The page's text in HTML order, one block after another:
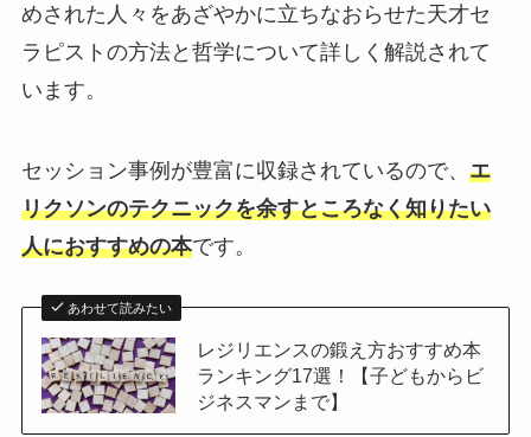
めされた人々をあざやかに立ちなおらせた天才セ
ラピストの方法と哲学について詳しく解説されて
います。
セッション事例が豊富に収録されているので、 エ
リクソンのテクニックを余すところなく知りたい
人におすすめの本です。
あわせて読みたい
レジリエンスの鍛え方おすすめ本
ランキング17選！【子どもからビ
ジネスマンまで】